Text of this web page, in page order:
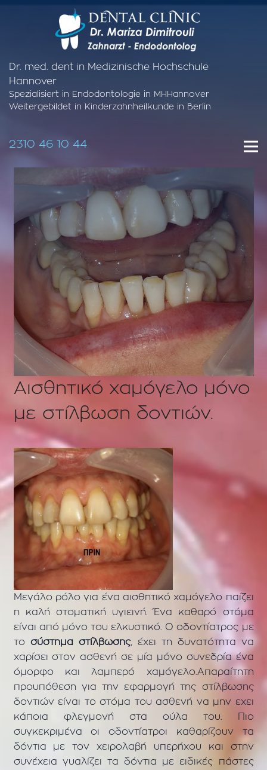
Dr. med. dent in Medizinische Hochschule
Hannover
Spezialisiert in Endodontologie in MHHannover
Weitergebildet in Kinderzahnheilkunde in Berlin
2310 46 10 44
Αισθητικό χαμόγελο μόνο
με στίλβωση δοντιών.
Μεγάλο ρόλο για ένα αισθητικό χαμόγελο παίζει
η καλή στοματική υγιεινή. Ένα καθαρό στόμα
είναι από μόνο του ελκυστικό. Ο οδοντίατρος με
το σύστημα στίλβωσης, έχει τη δυνατότητα να
χαρίσει στον ασθενή σε μία μόνο συνεδρία ένα
όμορφο και λαμπερό χαμόγελο.Απαραίτητη
προυπόθεση για την εφαρμογή της στίλβωσης
δοντιών είναι το στόμα του ασθενή να μην εχει
κάποια φλεγμονή στα ούλα του. Πιο
συγκεκριμένα οι οδοντίατροι καθαρίζουν τα
δόντια με τον χειρολαβή υπερήχου και στην
συνέχεια γυαλίζει τα δόντια με ειδικές πάστες